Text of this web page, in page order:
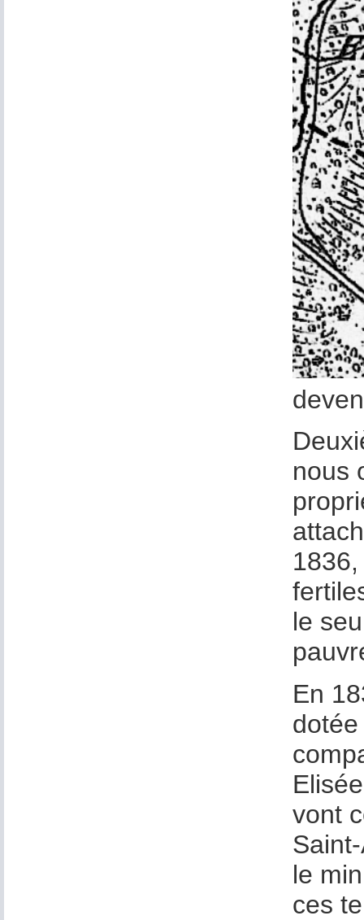
nous
le
En
vont
le
ces